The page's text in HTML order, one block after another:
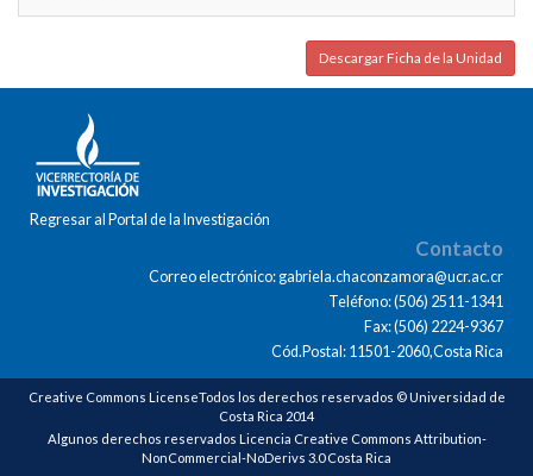
Descargar Ficha de la Unidad
Regresar al Portal de la Investigación
Contacto
Correo electrónico: gabriela.chaconzamora@ucr.ac.cr
Teléfono: (506) 2511-1341
Fax: (506) 2224-9367
Cód.Postal: 11501-2060,Costa Rica
Creative Commons LicenseTodos los derechos reservados © Universidad de
Costa Rica 2014
Algunos derechos reservados Licencia Creative Commons Attribution-
NonCommercial-NoDerivs 3.0 Costa Rica